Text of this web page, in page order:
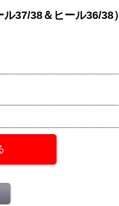
37/38＆ヒール36/38）